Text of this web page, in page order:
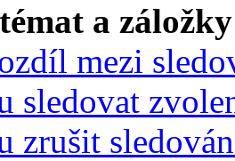
a záložky
mezi
sledovat
zrušit